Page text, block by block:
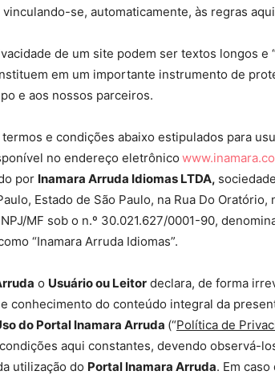
vinculando-se, automaticamente, às regras
de um site podem ser textos longos e
em um importante instrumento de
e aos nossos parceiros.
e condições abaixo estipulados para
no endereço eletrônico
por Inamara Arruda Idiomas LTDA,
Estado de São Paulo, na Rua Do Oratório,
MF sob o n.º 30.021.627/0001-90,
“Inamara Arruda Idiomas”.
o Usuário ou Leitor declara, de forma
conhecimento do conteúdo integral da
do Portal Inamara Arruda (“Política de
aqui constantes, devendo observá-
utilização do Portal Inamara Arruda. Em